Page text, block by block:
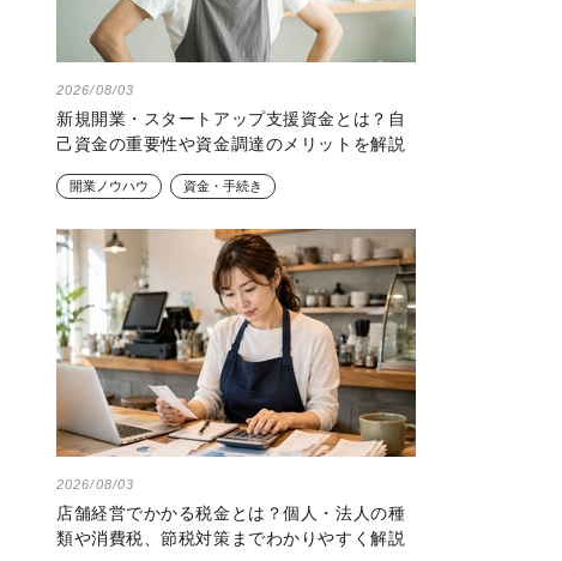
2026/08/03
新規開業・スタートアップ支援資金とは？自
己資金の重要性や資金調達のメリットを解説
開業ノウハウ 資金・手続き
2026/08/03
店舗経営でかかる税金とは？個人・法人の種
類や消費税、節税対策までわかりやすく解説